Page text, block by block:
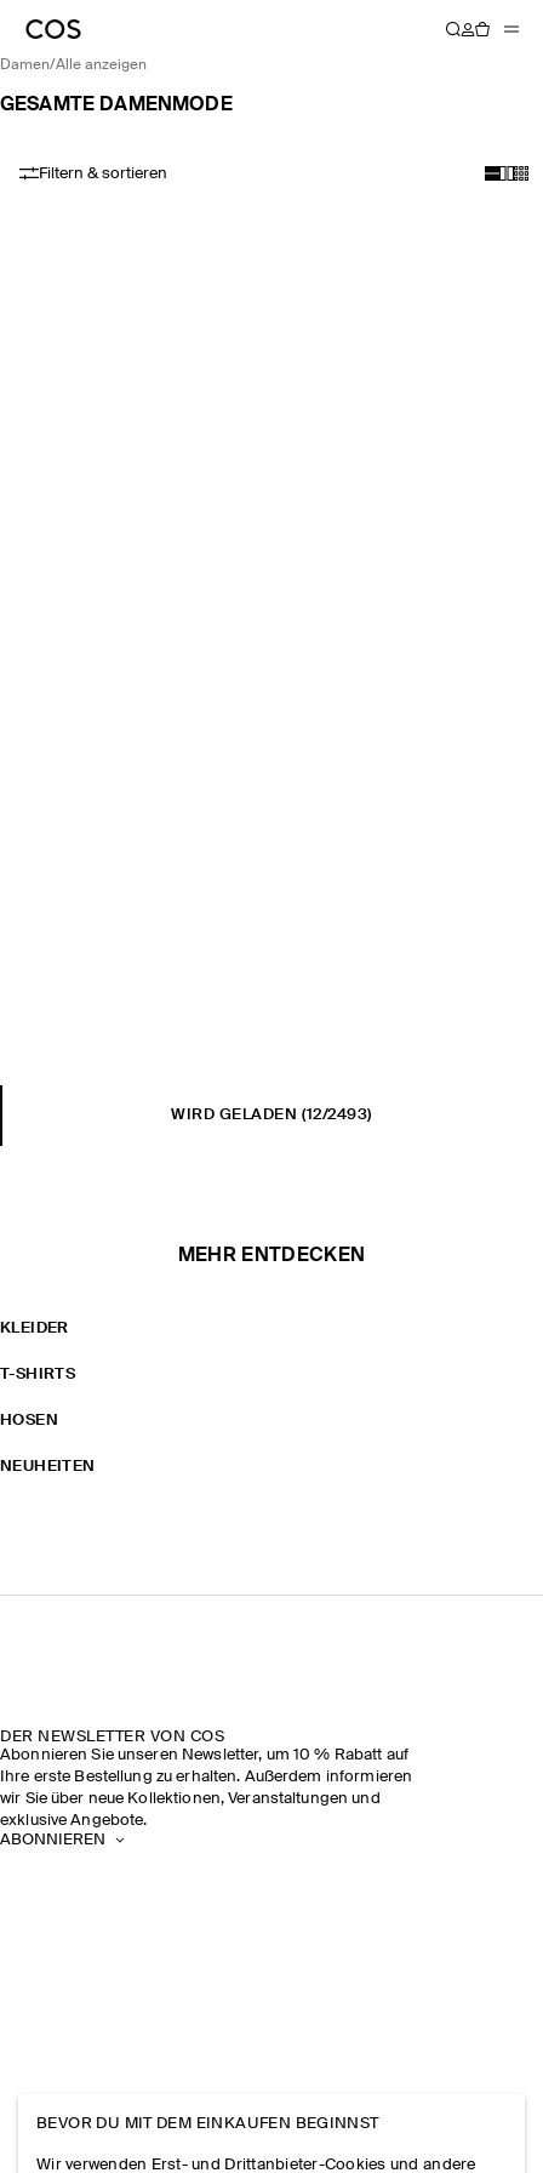
damen/ alle anzeigen
GESAMTE DAMENMODE
Filtern & sortieren
WIRD GELADEN (12/2493)
MEHR ENTDECKEN
KLEIDER
T-SHIRTS
HOSEN
NEUHEITEN
DER NEWSLETTER VON COS
Abonnieren Sie unseren Newsletter, um 10 % Rabatt auf
Ihre erste Bestellung zu erhalten. Außerdem informieren
wir Sie über neue Kollektionen, Veranstaltungen und
exklusive Angebote.
ABONNIEREN
BEVOR DU MIT DEM EINKAUFEN BEGINNST
Wir verwenden Erst- und Drittanbieter-Cookies und andere